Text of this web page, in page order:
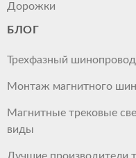
Дорожки
БЛОГ
Трехфазный
Монтаж магнитного
Магнитные трековые
виды